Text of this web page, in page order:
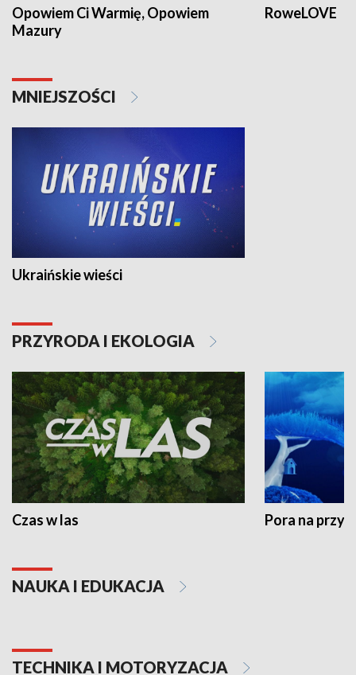
Opowiem Ci Warmię, Opowiem
Mazury
RoweLOVE
MNIEJSZOŚCI
Ukraińskie wieści
PRZYRODA I EKOLOGIA
Czas w las Pora na
NAUKA I EDUKACJA
TECHNIKA I MOTORYZACJA